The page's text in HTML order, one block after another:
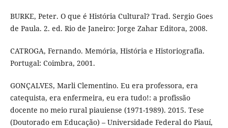
BURKE, Peter. O que é História Cultural? Trad. Sergio Goes
de Paula. 2. ed. Rio de Janeiro: Jorge Zahar Editora, 2008.
CATROGA, Fernando. Memória, História e Historiografia.
Portugal: Coimbra, 2001.
GONÇALVES, Marli Clementino. Eu era professora, era
catequista, era enfermeira, eu era tudo!: a profissão
docente no meio rural piauiense (1971-1989). 2015. Tese
(Doutorado em Educação) – Universidade Federal do Piauí,